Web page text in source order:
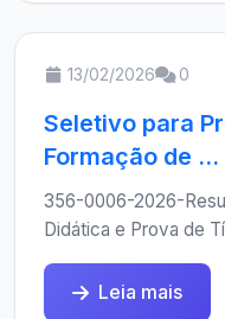
13/02/2026 0
Seletivo para
Formação de ...
356-0006-2026-
Didática e Prova de
Leia mais